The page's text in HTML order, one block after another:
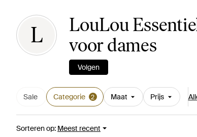
L
LouLou
voor dames
Volgen
Sale Categorie 2 Maat Prijs
Sorteren op: Meest recent